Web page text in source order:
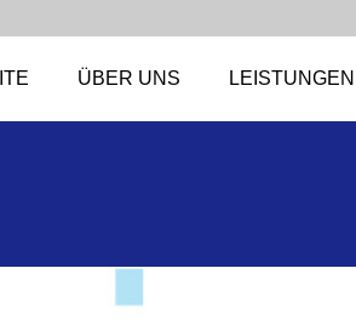
ÜBER UNS LEISTUNGEN